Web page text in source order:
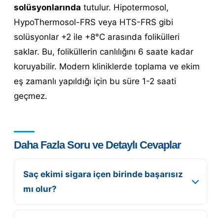
solüsyonlarında tutulur. Hipotermosol,
HypoThermosol-FRS veya HTS-FRS gibi
solüsyonlar +2 ile +8°C arasında folikülleri
saklar. Bu, foliküllerin canlılığını 6 saate kadar
koruyabilir. Modern kliniklerde toplama ve ekim
eş zamanlı yapıldığı için bu süre 1-2 saati
geçmez.
Daha Fazla Soru ve Detaylı Cevaplar
Saç ekimi sigara içen birinde başarısız
mı olur?